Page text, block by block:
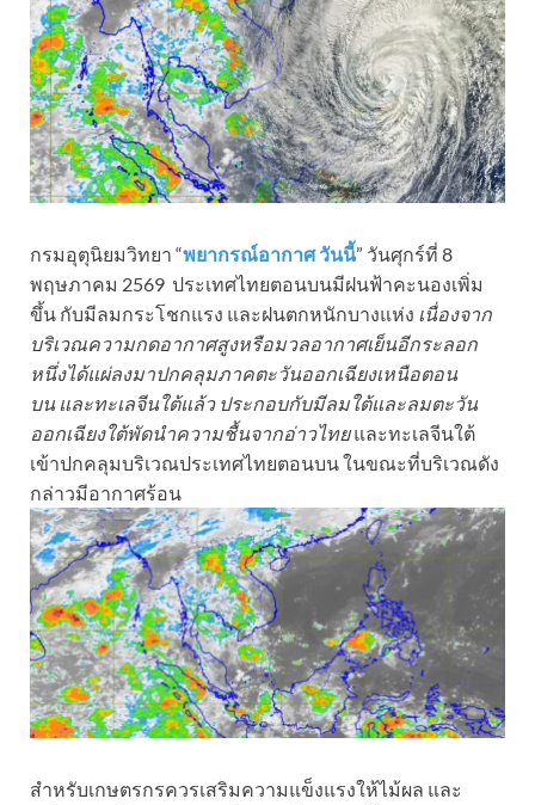
กรมอุตุนิยมวิทยา “พยากรณ์อากาศ วันนี้” วันศุกร์ที่ 8
พฤษภาคม 2569 ประเทศไทยตอนบนมีฝนฟ้าคะนองเพิ่ม
ขึ้น กับมีลมกระโชกแรง และฝนตกหนักบางแห่ง เนื่องจาก
บริเวณความกดอากาศสูงหรือมวลอากาศเย็นอีกระลอก
หนึ่งได้แผ่ลงมาปกคลุมภาคตะวันออกเฉียงเหนือตอน
บน และทะเลจีนใต้แล้ว ประกอบกับมีลมใต้และลมตะวัน
ออกเฉียงใต้พัดนำความชื้นจากอ่าวไทยและทะเลจีนใต้
เข้าปกคลุมบริเวณประเทศไทยตอนบน ในขณะที่บริเวณดัง
กล่าวมีอากาศร้อน
สำหรับเกษตรกรควรเสริมความแข็งแรงให้ไม้ผล และ